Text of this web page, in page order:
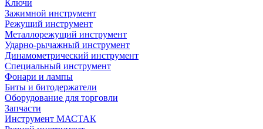
Ключи
Зажимной инструмент
Режущий инструмент
Металлорежущий инструмент
Ударно-рычажный инструмент
Динамометрический инструмент
Специальный инструмент
Фонари и лампы
Биты и битодержатели
Оборудование для торговли
Запчасти
Инструмент МАСТАК